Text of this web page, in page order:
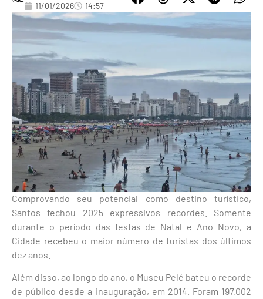
11/01/2026 14:57
Comprovando seu potencial como destino turístico,
Santos fechou 2025 expressivos recordes. Somente
durante o período das festas de Natal e Ano Novo, a
Cidade recebeu o maior número de turistas dos últimos
dez anos.
Além disso, ao longo do ano, o Museu Pelé bateu o recorde
de público desde a inauguração, em 2014. Foram 197.002